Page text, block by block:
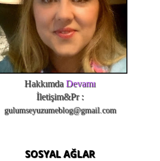
HakkımdaDevamı
İletişim&Pr :
gulumseyuzumeblog@gmail.com
SOSYAL AĞLAR